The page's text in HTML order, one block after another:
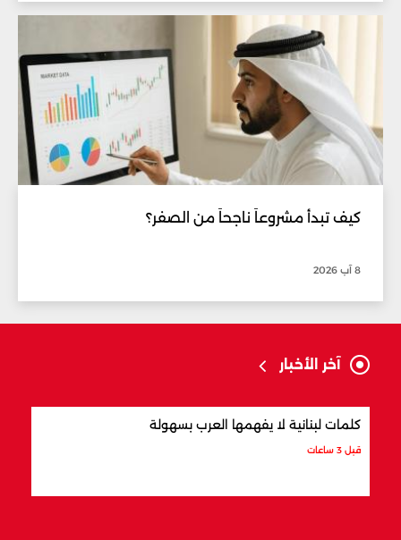
كيف تبدأ مشروعاً ناجحاً من الصفر؟
8 آب 2026
آخر الأخبار
كلمات لبنانية لا يفهمها العرب بسهولة
قبل 3 ساعات